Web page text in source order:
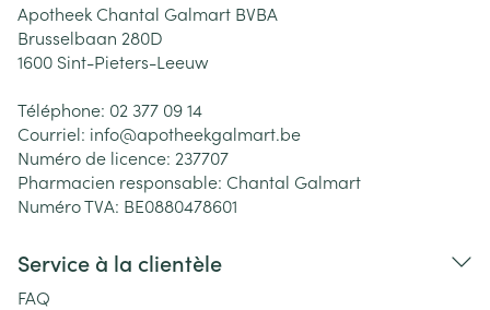
Apotheek Chantal Galmart BVBA
Brusselbaan 280D
1600 Sint-Pieters-Leeuw
Téléphone: 02 377 09 14
Courriel: info@apotheekgalmart.be
Numéro de licence: 237707
Pharmacien responsable: Chantal Galmart
Numéro TVA: BE0880478601
Service à la clientèle
FAQ